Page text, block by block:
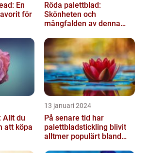
En
för
Röda palettblad:
Skönheten och
mångfalden av denna
Allt du
att köpa
13 januari 2024
På senare tid har
palettbladstickling blivit
alltmer populärt bland